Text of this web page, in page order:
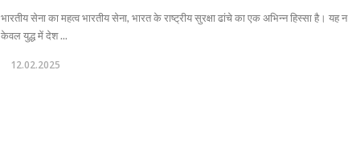
भारतीय सेना का महत्व भारतीय सेना, भारत के राष्ट्रीय सुरक्षा ढांचे का एक अभिन्न हिस्सा है। यह न
केवल युद्ध में देश ...
12.02.2025